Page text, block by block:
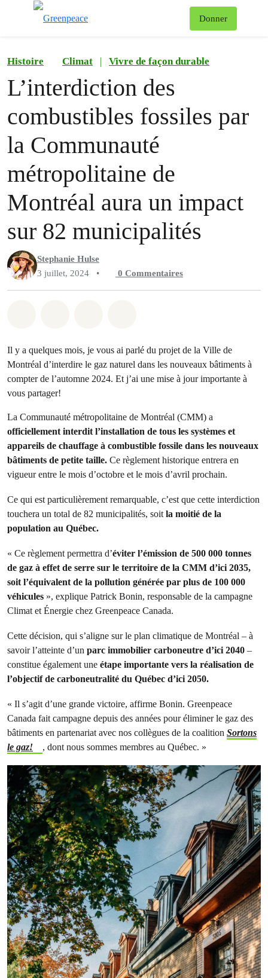
Donner
Histoire Climat | Vivre de façon durable
L’interdiction des
combustibles fossiles par
la Communauté
métropolitaine de
Montréal aura un impact
sur 82 municipalités
Stephanie Hulse
3 juillet, 2024
• 0 Commentaires
Il y a quelques mois, je vous ai parlé du projet de la Ville de
Montréal d’interdire le gaz naturel dans les nouveaux bâtiments à
compter de l’automne 2024. Et j’ai une mise à jour importante à
vous partager!
La Communauté métropolitaine de Montréal (CMM) a
officiellement interdit l’installation de tous les systèmes et
appareils de chauffage à combustible fossile dans les nouveaux
bâtiments de petite taille. Ce règlement historique entrera en
vigueur entre le mois d’octobre et le mois d’avril prochain.
Ce qui est particulièrement remarquable, c’est que cette interdiction
touchera un total de 82 municipalités, soitla moitié de la
population au Québec.
« Ce règlement permettra d’éviter l’émission de 500 000 tonnes
de gaz à effet de serre sur le territoire de la CMM d’ici 2035,
soit l’équivalent de la pollution générée par plus de 100 000
véhicules », explique Patrick Bonin, responsable de la campagne
Climat et Énergie chez Greenpeace Canada.
Cette décision, qui s’aligne sur le plan climatique de Montréal – à
savoir l’atteinte d’un parc immobilier carboneutre d’ici 2040 –
constitue également une étape importante vers la réalisation de
l’objectif de carboneutralité du Québec d’ici 2050.
« Il s’agit d’une grande victoire, affirme Bonin. Greenpeace
Canada fait campagne depuis des années pour éliminer le gaz des
bâtiments en partenariat avec nos collègues de la coalition Sortons
le gaz!
, dont nous sommes membres au Québec. »